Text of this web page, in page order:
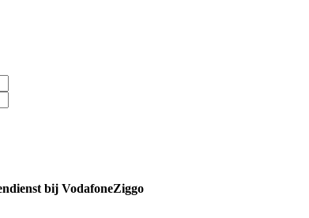
bij VodafoneZiggo